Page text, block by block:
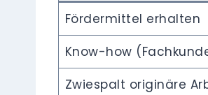
Fördermittel erhalten
Know-how
Zwiespalt originäre